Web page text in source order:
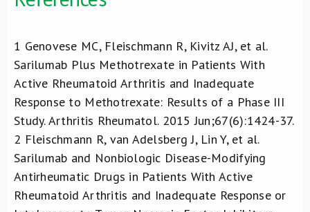
1 Genovese MC, Fleischmann R, Kivitz AJ, et al.
Sarilumab Plus Methotrexate in Patients With
Active Rheumatoid Arthritis and Inadequate
Response to Methotrexate: Results of a Phase III
Study. Arthritis Rheumatol. 2015 Jun;67(6):1424-37.
2 Fleischmann R, van Adelsberg J, Lin Y, et al.
Sarilumab and Nonbiologic Disease-Modifying
Antirheumatic Drugs in Patients With Active
Rheumatoid Arthritis and Inadequate Response or